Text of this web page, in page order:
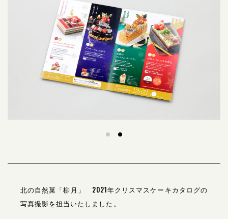
北の自然菓「柳月」 2021年クリスマスケーキカタログの
写真撮影を担当いたしました。